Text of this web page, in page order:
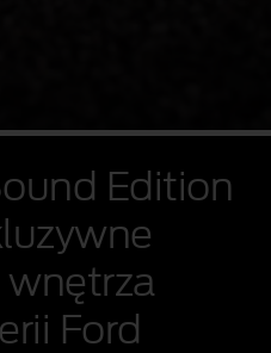
Edition
wnętrza
Ford